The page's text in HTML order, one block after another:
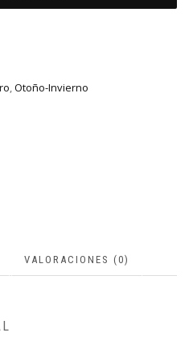
,Otoño-Invierno
VALORACIONES (0)